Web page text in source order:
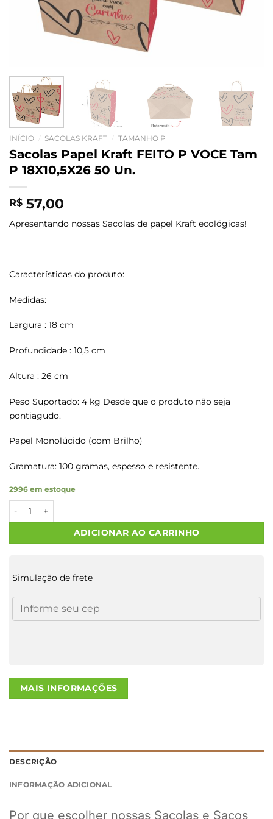
INÍCIO SACOLAS KRAFT TAMANHO P
Sacolas Papel Kraft FEITO P VOCE Tam
P 18X10,5X26 50 Un.
R$ 57,00
Apresentando nossas Sacolas de papel Kraft ecológicas!
Características do produto:
Medidas:
Largura : 18 cm
Profundidade : 10,5 cm
Altura : 26 cm
Peso Suportado: 4 kg Desde que o produto não seja
pontiagudo.
Papel Monolúcido (com Brilho)
Gramatura: 100 gramas, espesso e resistente.
2996 em estoque
Sacolas Papel Kraft FEITO P VOCE Tam P 18X10,5X26 50 Un.
ADICIONAR AO CARRINHO
Simulação de frete
MAIS INFORMAÇÕES
DESCRIÇÃO
INFORMAÇÃO ADICIONAL
Por que escolher nossas Sacolas e Sacos